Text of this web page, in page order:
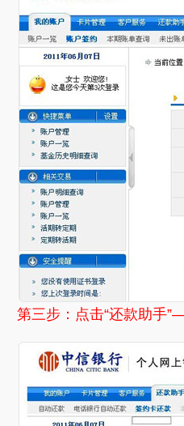
第三步：点击“还款助手